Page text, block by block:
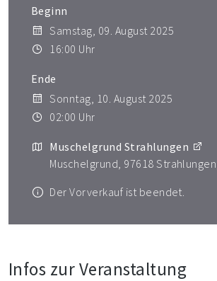
Beginn
Samstag, 09. August 2025
16:00 Uhr
Ende
Sonntag, 10. August 2025
02:00 Uhr
Muschelgrund Strahlungen
Muschelgrund, 97618
Der Vorverkauf ist beendet.
Infos zur Veranstaltung